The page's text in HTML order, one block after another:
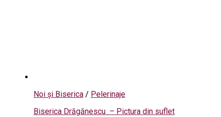
Noi și Biserica / Pelerinaje
Biserica Drăgănescu – Pictura din suflet